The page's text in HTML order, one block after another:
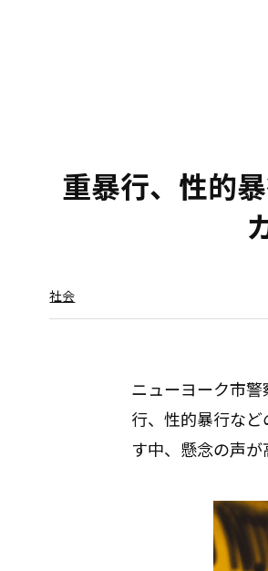
重暴行、性的
社会
ニューヨーク市
行、性的暴行な
す中、懸念の声が